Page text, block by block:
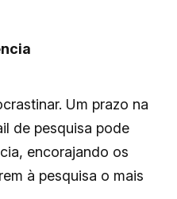
Um prazo na
de pesquisa pode
encorajando os
à pesquisa o mais